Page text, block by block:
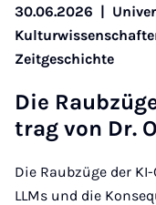
30.06.2026
Zeitgeschichte
Die
trag von Dr.
Die Raubzüge der
LLMs und die